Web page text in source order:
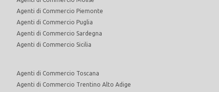
Agenti di Commercio Piemonte
Agenti di Commercio Puglia
Agenti di Commercio Sardegna
Agenti di Commercio Sicilia
Agenti di Commercio Toscana
Agenti di Commercio Trentino Alto Adige